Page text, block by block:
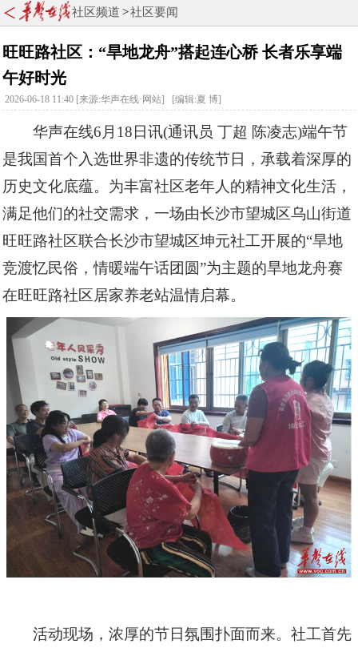
社区频道 >社区要闻
旺旺路社区：“旱地龙舟”搭起连心桥 长者乐享端
午好时光
2026-06-18 11:40 [来源:华声在线·网站] [编辑:夏 博]
华声在线6月18日讯(通讯员 丁超 陈凌志)端午节
是我国首个入选世界非遗的传统节日，承载着深厚的
历史文化底蕴。为丰富社区老年人的精神文化生活，
满足他们的社交需求，一场由长沙市望城区乌山街道
旺旺路社区联合长沙市望城区坤元社工开展的“旱地
竞渡忆民俗，情暖端午话团圆”为主题的旱地龙舟赛
在旺旺路社区居家养老站温情启幕。
活动现场，浓厚的节日氛围扑面而来。社工首先